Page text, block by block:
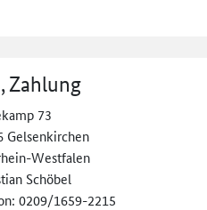
Zahlung
73
Gelsenkirchen
Westfalen
Schöbel
0209/1659-2215